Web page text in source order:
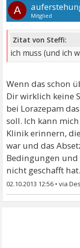
A Mitglied
Zitat von Steffi:
ich muss (und ich
Wenn das schon
Dir wirklich keine
bei Lorazepam
soll. Ich kann
Klinik erinnern,
war und das
Bedingungen und
nicht geschafft hat.
02.10.2013 12:56 •